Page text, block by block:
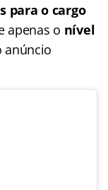
para o cargo
apenas o nível
anúncio